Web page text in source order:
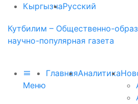
КыргызчаРусский
Кутбилим – Общественно-
научно-популярная газета
Меню
ГлавнаяАналитика